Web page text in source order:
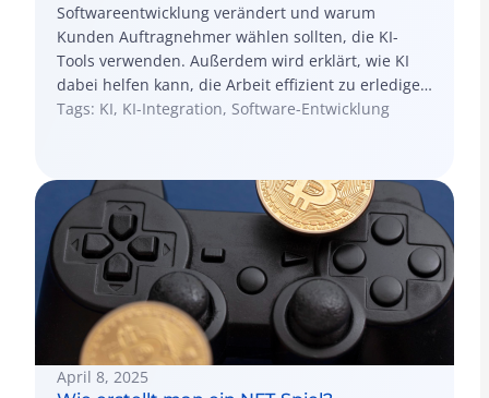
Softwareentwicklung verändert und warum
Kunden Auftragnehmer wählen sollten, die KI-
Tools verwenden. Außerdem wird erklärt, wie KI
dabei helfen kann, die Arbeit effizient zu erledigen
und gleichzeitig hochwertige Ergebnisse zu
Tags: KI, KI-Integration, Software-Entwicklung
April 8, 2025